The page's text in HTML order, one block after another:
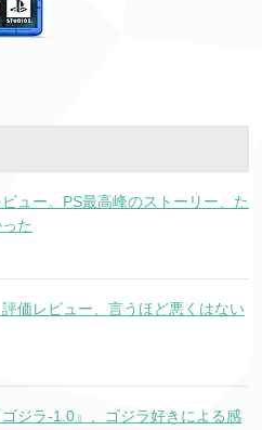
ュー。PS最高峰のストーリー、た
た
価レビュー、言うほど悪くはない
ジラ-1.0』、ゴジラ好きによる感